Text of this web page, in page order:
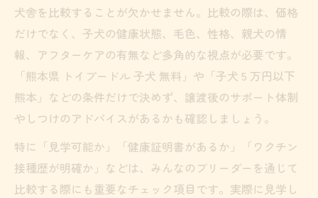
犬舎を比較することが欠かせません。比較の際は、価格
だけでなく、子犬の健康状態、毛色、性格、親犬の情
報、アフターケアの有無など多角的な視点が必要です。
「熊本県 トイプードル 子犬 無料」や「子犬 5 万円以下
熊本」などの条件だけで決めず、譲渡後のサポート体制
やしつけのアドバイスがあるかも確認しましょう。
特に「見学可能か」「健康証明書があるか」「ワクチン
接種歴が明確か」などは、みんなのブリーダーを通じて
比較する際にも重要なチェック項目です。実際に見学し